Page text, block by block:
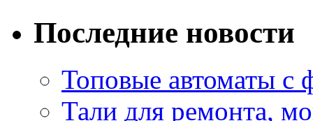
Последние новости
Топовые автоматы с
Тали для ремонта,